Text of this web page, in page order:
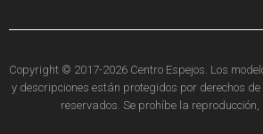
Copyright © 2017-2026 Centro Espejos. Los
y descripciones están protegidos por derechos de
reservados. Se prohíbe la